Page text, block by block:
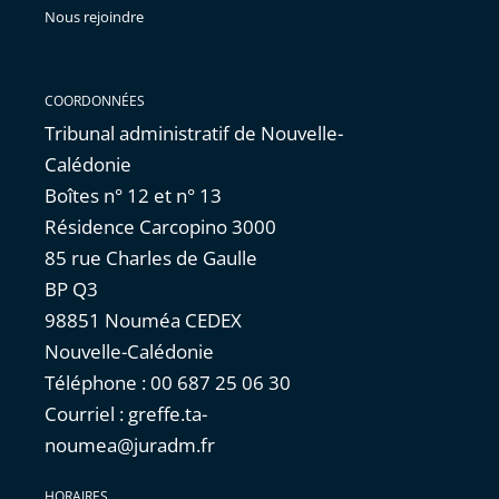
Nous rejoindre
COORDONNÉES
Tribunal administratif de Nouvelle-
Calédonie
Boîtes n° 12 et n° 13
Résidence Carcopino 3000
85 rue Charles de Gaulle
BP Q3
98851 Nouméa CEDEX
Nouvelle-Calédonie
Téléphone : 00 687 25 06 30
Courriel : greffe.ta-
noumea@juradm.fr